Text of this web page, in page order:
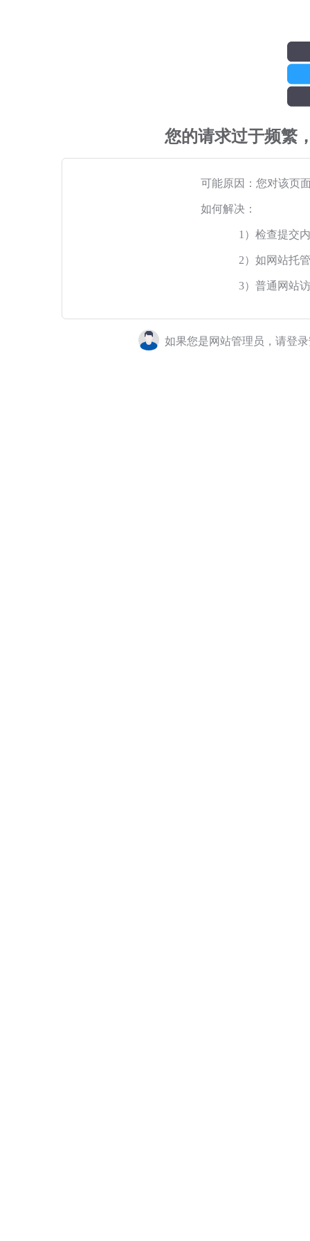
您的请求过于频繁
可能原因：您对该页
如何解决：
1）检查提交
2）如网站托
3）普通网站
如果您是网站管理员，请登